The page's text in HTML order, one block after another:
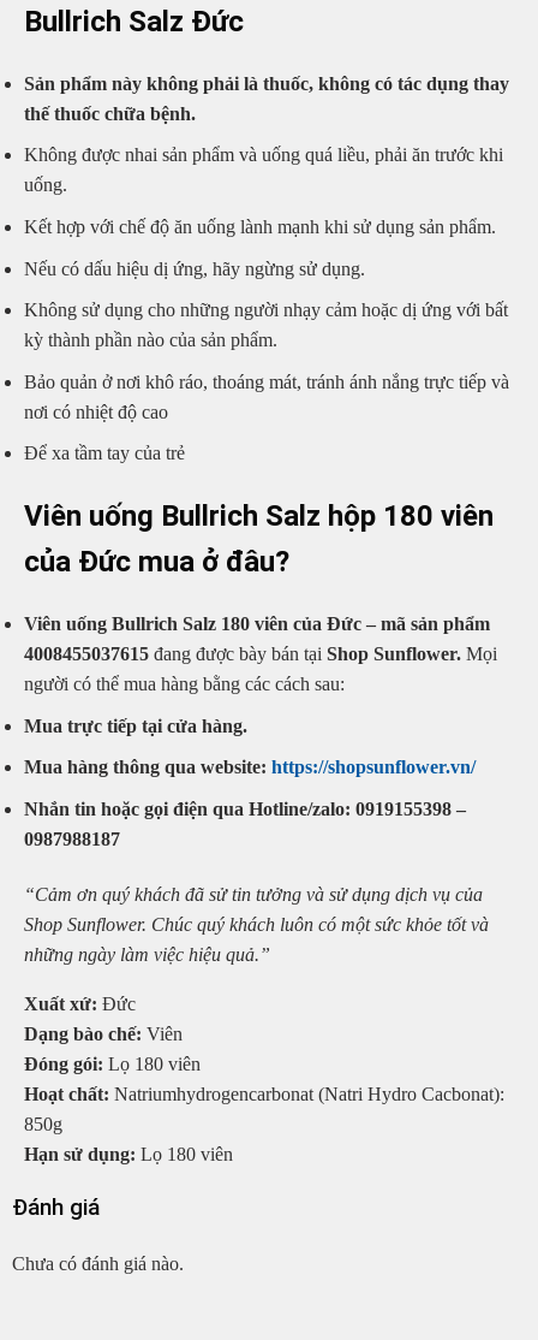
Bullrich Salz Đức
Sản phẩm này không phải là thuốc, không có tác dụng thay
thế thuốc chữa bệnh.
Không được nhai sản phẩm và uống quá liều, phải ăn trước khi
uống.
Kết hợp với chế độ ăn uống lành mạnh khi sử dụng sản phẩm.
Nếu có dấu hiệu dị ứng, hãy ngừng sử dụng.
Không sử dụng cho những người nhạy cảm hoặc dị ứng với bất
kỳ thành phần nào của sản phẩm.
Bảo quản ở nơi khô ráo, thoáng mát, tránh ánh nắng trực tiếp và
nơi có nhiệt độ cao
Để xa tầm tay của trẻ
Viên uống Bullrich Salz hộp 180 viên
của Đức mua ở đâu?
Viên uống Bullrich Salz 180 viên của Đức – mã sản phẩm
4008455037615 đang được bày bán tại Shop Sunflower. Mọi
người có thể mua hàng bằng các cách sau:
Mua trực tiếp tại cửa hàng.
Mua hàng thông qua website: https://shopsunflower.vn/
Nhắn tin hoặc gọi điện qua Hotline/zalo: 0919155398 –
0987988187
“Cảm ơn quý khách đã sử tin tưởng và sử dụng dịch vụ của
Shop Sunflower. Chúc quý khách luôn có một sức khỏe tốt và
những ngày làm việc hiệu quả.”
Xuất xứ: Đức
Dạng bào chế: Viên
Đóng gói: Lọ 180 viên
Hoạt chất: Natriumhydrogencarbonat (Natri Hydro Cacbonat):
850g
Hạn sử dụng: Lọ 180 viên
Đánh giá
Chưa có đánh giá nào.